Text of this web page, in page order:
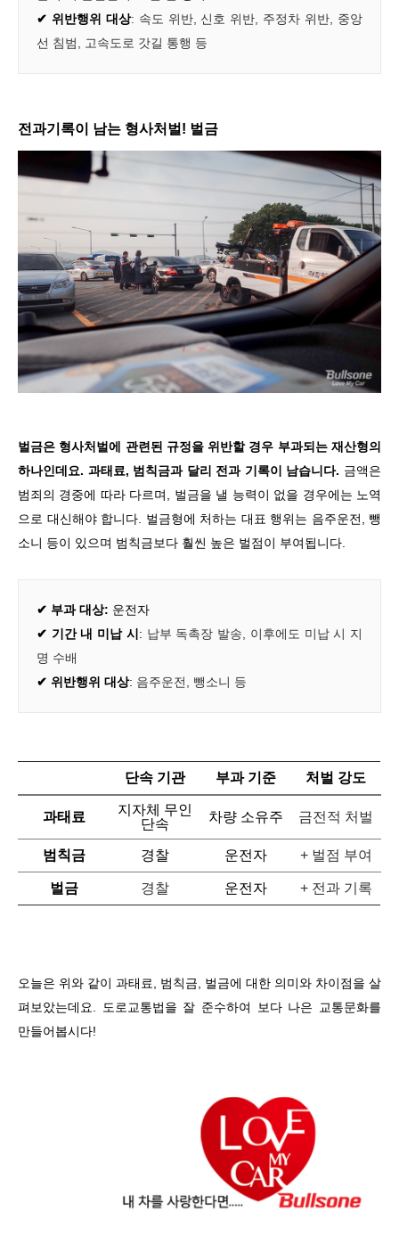
✔ 위반행위 대상: 속도 위반, 신호 위반,
주정차 위반, 중앙
선 침범, 고속도로 갓길 통행 등
전과기록이 남는 형사처벌! 벌금
벌금은 형사처벌에 관련된 규정을 위반할 경우 부과되는 재산형의
하나인데요. 과태료, 범칙금과 달리 전과 기록이 남습니다. 금액은
범죄의 경중에 따라 다르며, 벌금을 낼 능력이 없을 경우에는 노역
으로 대신해야 합니다 . 벌금형에 처하는 대표 행위는 음주운전, 뺑
소니 등이 있으며 범칙금보다 훨씬 높은 벌점이 부여됩니다.
✔ 부과 대상: 운전자
✔ 기간 내 미납 시 : 납부 독촉장 발송
이후에도 미납 시 지
명 수배
✔ 위반행위 대상: 음주운전 뺑소니 등
단속 기관 부과 기준 처벌 강도
과태료
지자체 무인
단속
차량 소유주 금전적 처벌
범칙금 경찰 운전자 + 벌점 부여
벌금 경찰 운전자 + 전과 기록
오늘은 위와 같이 과태료, 범칙금, 벌금에 대한 의미와 차이점을 살
펴보았는데요. 도로교통법을 잘 준수하여 보다 나은 교통문화를
만들어봅시다!